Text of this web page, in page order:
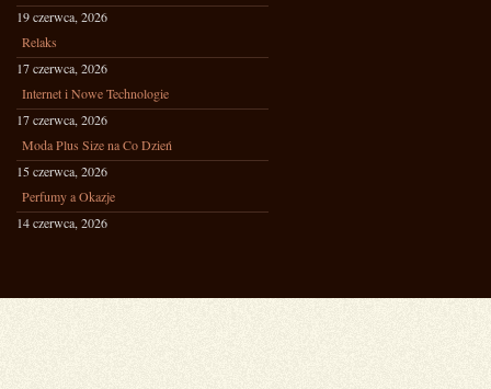
19 czerwca, 2026
Relaks
17 czerwca, 2026
Internet i Nowe Technologie
17 czerwca, 2026
Moda Plus Size na Co Dzień
15 czerwca, 2026
Perfumy a Okazje
14 czerwca, 2026